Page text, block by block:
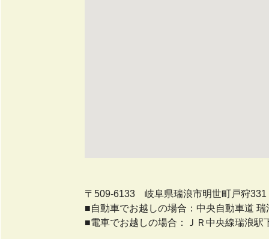
〒509-6133 岐阜県瑞浪市明世町戸狩
■自動車でお越しの場合：中央自動車道 瑞
■電車でお越しの場合：ＪＲ中央線瑞浪